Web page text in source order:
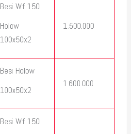
Besi Wf 150
Holow
100x50x2
1.500.000
Besi Holow
100x50x2
1.600.000
Besi Wf 150